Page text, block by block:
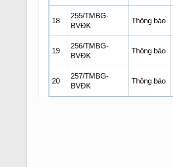
18
255/TMBG-
BVĐK
Thông báo
19
256/TMBG-
BVĐK
Thông báo
20
257/TMBG-
BVĐK
Thông báo